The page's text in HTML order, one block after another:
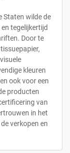
Staten wilde de
tegelijkertijd
Door te
kleuren
ook voor een
producten
van
in het
verkopen en